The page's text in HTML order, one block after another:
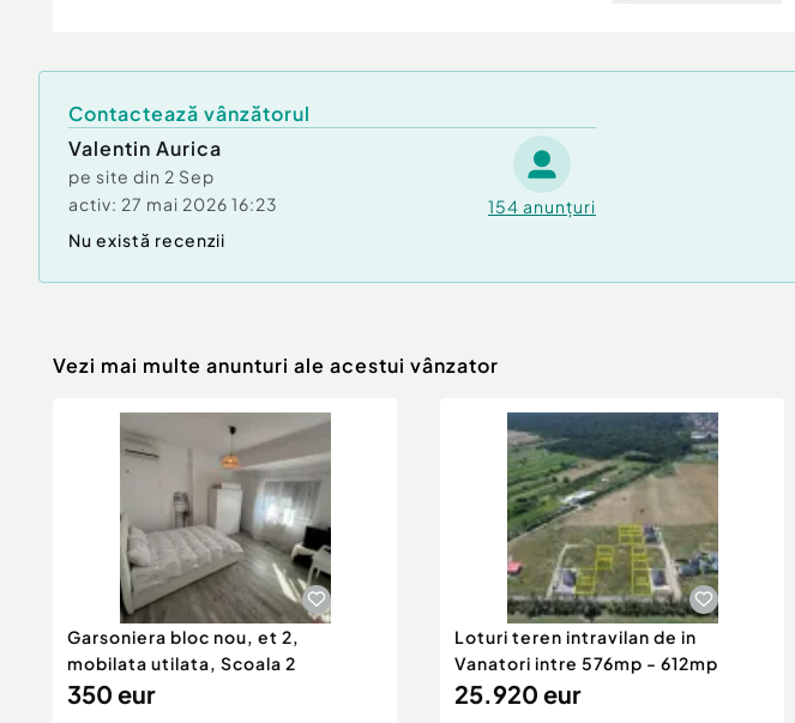
Contactează vânzătorul
Valentin Aurica
pe site din 2 Sep
activ: 27 mai 2026 16:23 154 anunțuri
Nu există recenzii
Vezi mai multe anunturi ale acestui vânzator
Garsoniera bloc nou, et 2,
mobilata utilata, Scoala 2
350 eur
Loturi teren intravilan de in
Vanatori intre 576mp - 612mp
25.920 eur